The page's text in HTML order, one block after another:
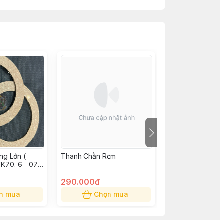
Lớn (
6 - 07 -
mua
Thanh Chằn Rơm
290.000đ
Chọn mua